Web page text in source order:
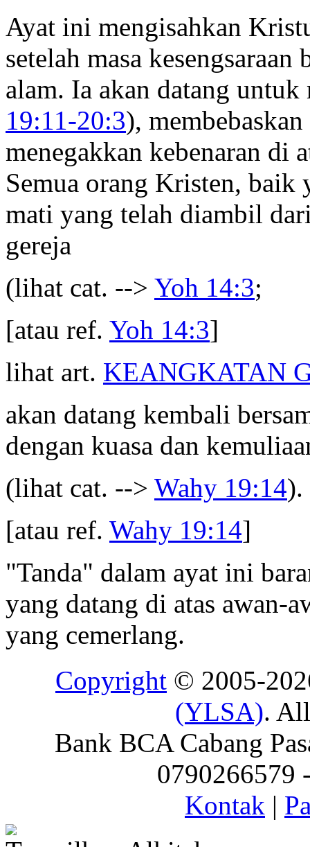
Ayat ini mengisahkan
setelah masa
alam. Ia akan datang
19:11-20:3),
menegakkan kebenaran di
Semua orang Kristen, baik
mati yang telah diambil
gereja
(lihat cat. --> Yoh 14:3;
[atau ref. Yoh 14:3]
lihat art. KEANGKATAN
akan datang kembali
dengan kuasa dan
(lihat cat. --> Wahy 19:14).
[atau ref. Wahy 19:14]
"Tanda" dalam ayat ini
yang datang di atas awan-
yang cemerlang.
Copyright © 2005-
(YLSA).
Bank BCA Cabang
0790266579
Kontak |